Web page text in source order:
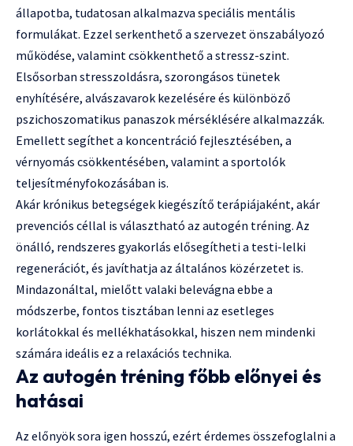
állapotba, tudatosan alkalmazva speciális mentális
formulákat. Ezzel serkenthető a szervezet önszabályozó
működése, valamint csökkenthető a stressz-szint.
Elsősorban stresszoldásra, szorongásos tünetek
enyhítésére, alvászavarok kezelésére és különböző
pszichoszomatikus panaszok mérséklésére alkalmazzák.
Emellett segíthet a koncentráció fejlesztésében, a
vérnyomás csökkentésében, valamint a sportolók
teljesítményfokozásában is.
Akár krónikus betegségek kiegészítő terápiájaként, akár
prevenciós céllal is választható az autogén tréning. Az
önálló, rendszeres gyakorlás elősegítheti a testi-lelki
regenerációt, és javíthatja az általános közérzetet is.
Mindazonáltal, mielőtt valaki belevágna ebbe a
módszerbe, fontos tisztában lenni az esetleges
korlátokkal és mellékhatásokkal, hiszen nem mindenki
számára ideális ez a relaxációs technika.
Az autogén tréning főbb előnyei és
hatásai
Az előnyök sora igen hosszú, ezért érdemes összefoglalni a